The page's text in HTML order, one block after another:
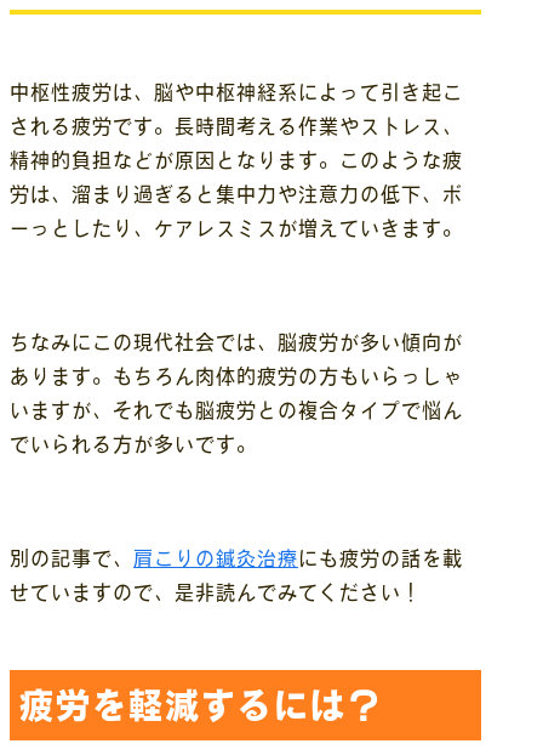
中枢性疲労は、脳や中枢神経系によって引き起こ
される疲労です。長時間考える作業やストレス、
精神的負担などが原因となります。このような疲
労は、溜まり過ぎると集中力や注意力の低下、ボ
ーっとしたり、ケアレスミスが増えていきます。
ちなみにこの現代社会では、脳疲労が多い傾向が
あります。もちろん肉体的疲労の方もいらっしゃ
いますが、それでも脳疲労との複合タイプで悩ん
でいられる方が多いです。
別の記事で、 肩こりの鍼灸治療にも疲労の話を載
せていますので、是非読んでみてください！
疲労を軽減するには？